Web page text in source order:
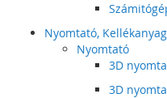
Nyomtató, Kellékanyag
Nyomtató
3D
3D